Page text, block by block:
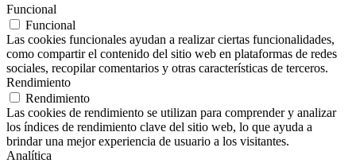
Funcional
Funcional
Las cookies funcionales ayudan a realizar ciertas funcionalidades,
como compartir el contenido del sitio web en plataformas de redes
sociales, recopilar comentarios y otras características de terceros.
Rendimiento
Rendimiento
Las cookies de rendimiento se utilizan para comprender y analizar
los índices de rendimiento clave del sitio web, lo que ayuda a
brindar una mejor experiencia de usuario a los visitantes.
Analítica